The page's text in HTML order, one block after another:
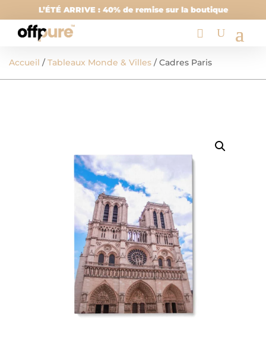
L’ÉTÉ ARRIVE : 40% de remise sur la boutique
Accueil /Tableaux Monde & Villes / Cadres Paris